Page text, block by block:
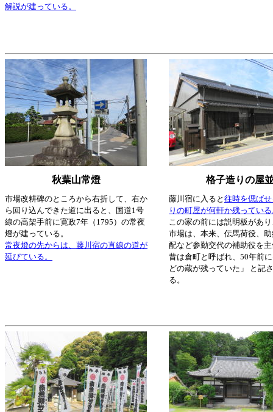
解説が建っている。
秋葉山常燈 格子造りの屋
市場改耕碑のところから右折して、右か
ら回り込んできた道に出ると、国道1号
線の高架手前に寛政7年（1795）の常夜
燈が建っている。
常夜燈の先からは、藤川宿の直線の道が
延びている。
藤川宿に入ると 往時を偲ば
りの町屋が何軒か残ってい
この家の前には説明板があ
市場は、本来、伝馬荷役、
配など参勤交代の補助役を
昔は倉町と呼ばれ、50年前
どの蔵が残っていた」 と記
る。